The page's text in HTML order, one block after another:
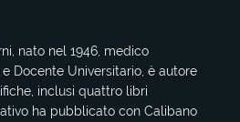
nato nel 1946, medico
Docente Universitario, è autore
inclusi quattro libri
ha pubblicato con Calibano